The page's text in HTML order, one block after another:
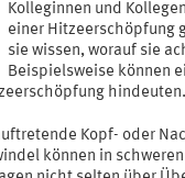
Kolleginnen und
einer Hitzeerschöpfung
sie wissen, worauf sie
Beispielsweise können
hindeuten.
Kopf- oder
können in